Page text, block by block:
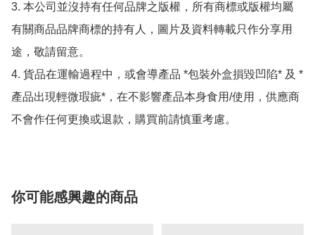
3. 本公司並沒持有任何品牌之版權，所有商標或版權均屬
有關商品品牌商標的持有人，圖片及資料轉載只作分享用
途，敬請留意。
4. 貨品在運輸過程中，或會導產品 *包裝外盒損毀凹陷* 及 *
產品出現輕微瑕疵*，在不影響產品本身食用/使用，供應商
你可能感興趣的商品